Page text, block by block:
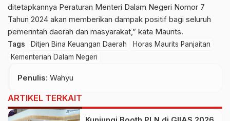
ditetapkannya Peraturan Menteri Dalam Negeri Nomor 7
Tahun 2024 akan memberikan dampak positif bagi seluruh
pemerintah daerah dan masyarakat,” kata Maurits.
Tags Ditjen Bina Keuangan Daerah
Horas Maurits Panjaitan
Kementerian Dalam Negeri
Penulis: Wahyu
ARTIKEL TERKAIT